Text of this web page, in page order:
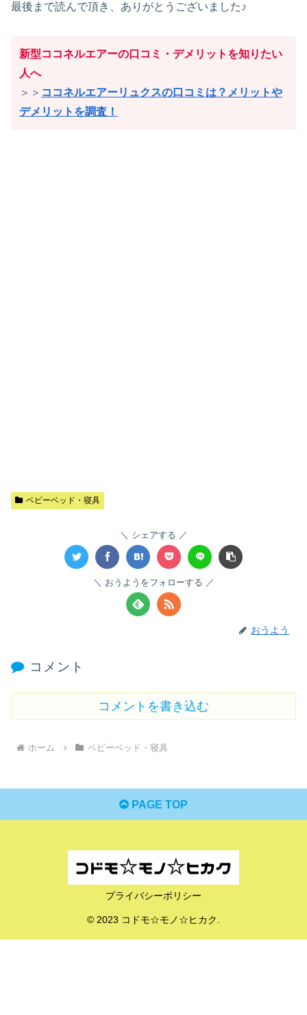
最後まで読んで頂き、ありがとうございました♪
新型ココネルエアーの口コミ・デメリットを知りたい
人へ
＞＞ ココネルエアーリュクスの口コミは？メリットや
デメリットを調査！
ベビーベッド・寝具
シェアする
おうようをフォローする
おうよう
コメント
コメントを書き込む
ホーム ベビーベッド・寝具
PAGE TOP
プライバシーポリシー
© 2023 コドモ☆モノ☆ヒカク.